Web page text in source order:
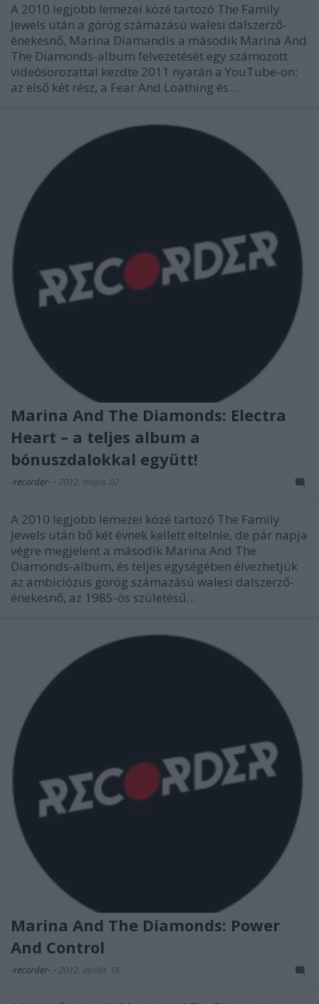
A 2010 legjobb lemezei közé tartozó The Family
Jewels után a görög számazású walesi dalszerző-
énekesnő, Marina Diamandis a második Marina And
The Diamonds-album felvezetését egy számozott
videósorozattal kezdte 2011 nyarán a YouTube-on:
az első két rész, a Fear And Loathing és…
Marina And The Diamonds: Electra
Heart – a teljes album a
bónuszdalokkal együtt!
-recorder- • 2012. május 02.
A 2010 legjobb lemezei közé tartozó The Family
Jewels után bő két évnek kellett eltelnie, de pár napja
végre megjelent a második Marina And The
Diamonds-album, és teljes egységében élvezhetjük
az ambiciózus görög számazású walesi dalszerző-
énekesnő, az 1985-ös születésű…
Marina And The Diamonds: Power
And Control
-recorder- • 2012. április 18.